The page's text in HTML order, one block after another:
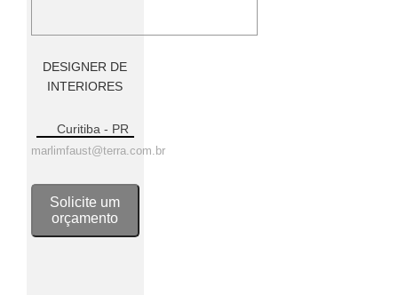
DESIGNER DE
INTERIORES
Curitiba - PR
marlimfaust@terra.com.br
Solicite um
orçamento